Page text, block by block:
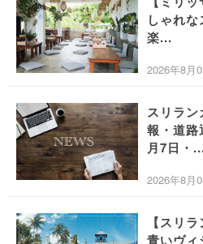
しゃれ
楽...
2026年8月
スリラ
報・道路
月7日・
2026年8月
【スリ
青いヴィ